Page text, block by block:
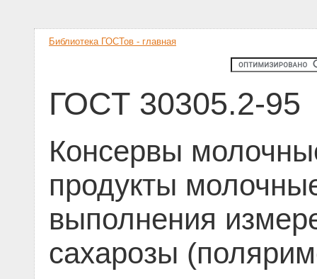
Библиотека ГОСТов - главная
ГОСТ 30305.2-95
Консервы
продукты
выполнения
сахарозы